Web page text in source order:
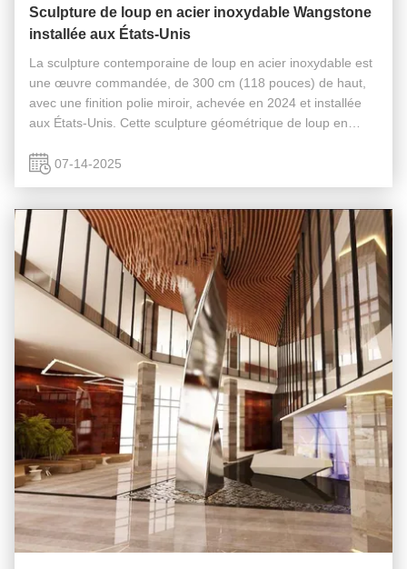
Sculpture de loup en acier inoxydable Wangstone
installée aux États-Unis
La sculpture contemporaine de loup en acier inoxydable est
une œuvre commandée, de 300 cm (118 pouces) de haut,
avec une finition polie miroir, achevée en 2024 et installée
aux États-Unis. Cette sculpture géométrique de loup en
extérieurs. ...
07-14-2025